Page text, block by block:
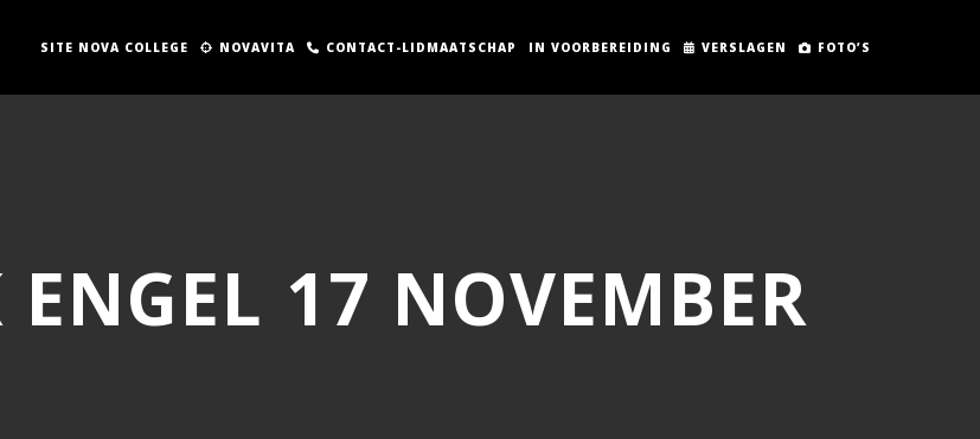
SITE NOVA COLLEGE NOVAVITA CONTACT-LIDMAATSCHAP IN VOORBEREIDING VERSLAGEN FOTO’S
17 NOVEMBER